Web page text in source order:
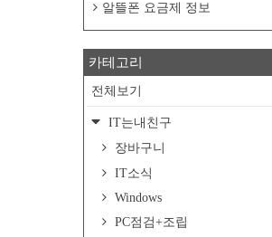
알뜰폰 요금제 정보
카테고리
전체보기
IT는내친구
장바구니
IT소식
Windows
PC점검+조립